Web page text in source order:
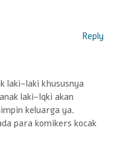
Reply
laki-laki khususnya
laki-lqki akan
keluarga ya.
para komikers kocak